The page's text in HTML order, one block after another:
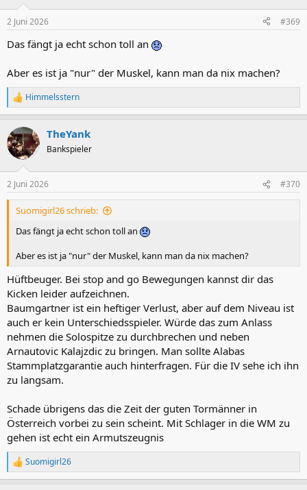
e
:
2 Juni 2026 #369
Das fängt ja echt schon toll an
Aber es ist ja "nur" der Muskel, kann man da nix machen?
R
e
k
t
i
e
n
Himmelsstern
TheYank
Bankspieler
2 Juni 2026 #370
Suomigirl26 schrieb:
Das fängt ja echt schon toll an
Aber es ist ja "nur" der Muskel, kann man da nix machen?
Hüftbeuger. Bei stop and go Bewegungen kannst dir das
Kicken leider aufzeichnen.
Baumgartner ist ein heftiger Verlust, aber auf dem Niveau ist
auch er kein Unterschiedsspieler. Würde das zum Anlass
nehmen die Solospitze zu durchbrechen und neben
Arnautovic Kalajzdic zu bringen. Man sollte Alabas
Stammplatzgarantie auch hinterfragen. Für die IV sehe ich ihn
zu langsam.
Schade übrigens das die Zeit der guten Tormänner in
Österreich vorbei zu sein scheint. Mit Schlager in die WM zu
gehen ist echt ein Armutszeugnis
R
e
Suomigirl26